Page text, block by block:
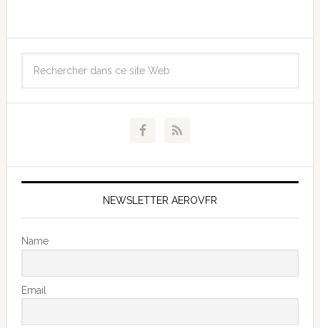
NEWSLETTER AEROVFR
Name
Email